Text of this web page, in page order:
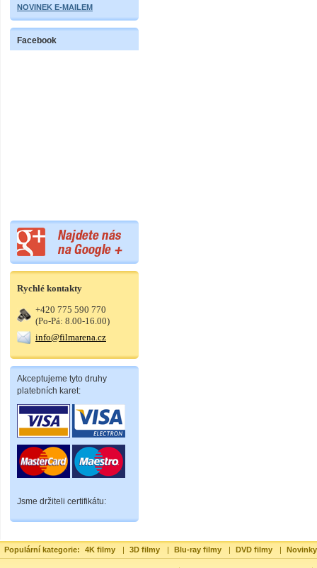
NOVINEK E-MAILEM
Facebook
Rychlé kontakty
+420 775 590 770
(Po-Pá: 8.00-16.00)
info@filmarena.cz
Akceptujeme tyto druhy
platebních karet:
Jsme držiteli certifikátu:
Populární kategorie: 4K filmy | 3D filmy | Blu-ray filmy | DVD filmy |